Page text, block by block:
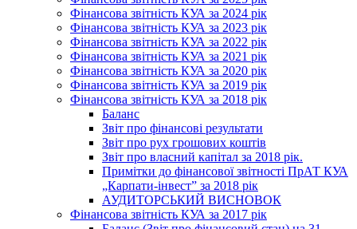
Фінансова звітність КУА за 2024 рік
Фінансова звітність КУА за 2023 рік
Фінансова звітність КУА за 2022 рік
Фінансова звітність КУА за 2021 рік
Фінансова звітність КУА за 2020 рік
Фінансова звітність КУА за 2019 рік
Фінансова звітність КУА за 2018 рік
Баланс
Звіт про фінансові результати
Звіт про рух грошових коштів
Звіт про власний капітал за 2018 рік.
Примітки до фінансової звітності ПрАТ КУА
„Карпати-інвест” за 2018 рік
АУДИТОРСЬКИЙ ВИСНОВОК
Фінансова звітність КУА за 2017 рік